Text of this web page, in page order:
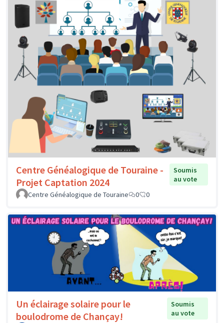
Centre Généalogique de Touraine -
Projet Captation 2024
Soumis
au vote
Centre Généalogique de Touraine
0 0
Un éclairage solaire pour le
boulodrome de Chançay!
Soumis
au vote